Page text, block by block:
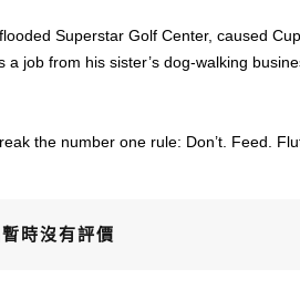
Superstar Golf Center, caused
from his sister’s dog-walking
the number one rule: Don’t. Feed.
時沒有評價